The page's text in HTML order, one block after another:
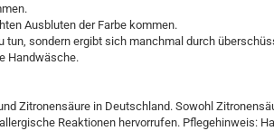
Ausbluten der Farbe kommen.
tun, sondern ergibt sich manchmal durch
Handwäsche.
Zitronensäure in Deutschland. Sowohl
Reaktionen hervorrufen. Pflegehinweis: